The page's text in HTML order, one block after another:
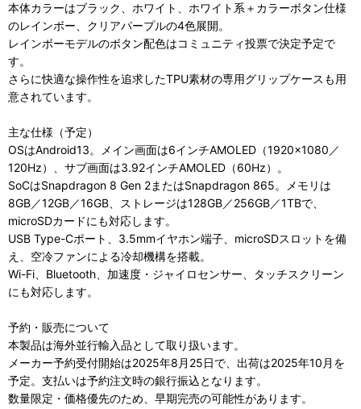
本体カラーはブラック、ホワイト、ホワイト系＋カラーボタン仕様
のレインボー、クリアパープルの4色展開。
レインボーモデルのボタン配色はコミュニティ投票で決定予定で
す。
さらに快適な操作性を追求したTPU素材の専用グリップケースも用
意されています。
主な仕様（予定）
OSはAndroid13。メイン画面は6インチAMOLED（1920×1080／
120Hz）、サブ画面は3.92インチAMOLED（60Hz）。
SoCはSnapdragon 8 Gen 2またはSnapdragon 865。メモリは
8GB／12GB／16GB、ストレージは128GB／256GB／1TBで、
microSDカードにも対応します。
USB Type-Cポート、3.5mmイヤホン端子、microSDスロットを備
え、空冷ファンによる冷却機構を搭載。
Wi-Fi、Bluetooth、加速度・ジャイロセンサー、タッチスクリーン
にも対応します。
予約・販売について
本製品は海外並行輸入品として取り扱います。
メーカー予約受付開始は2025年8月25日で、出荷は2025年10月を
予定。支払いは予約注文時の銀行振込となります。
数量限定・価格優先のため、早期完売の可能性があります。